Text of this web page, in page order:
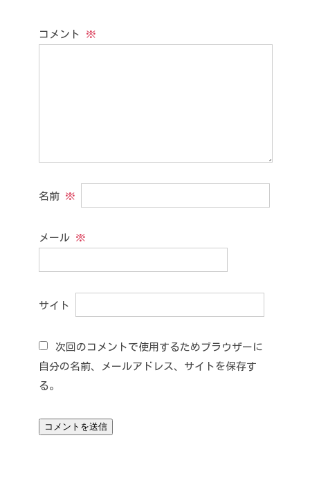
コメント ※
名前 ※
メール ※
サイト
次回のコメントで使用するためブラウザーに
自分の名前、メールアドレス、サイトを保存す
る。